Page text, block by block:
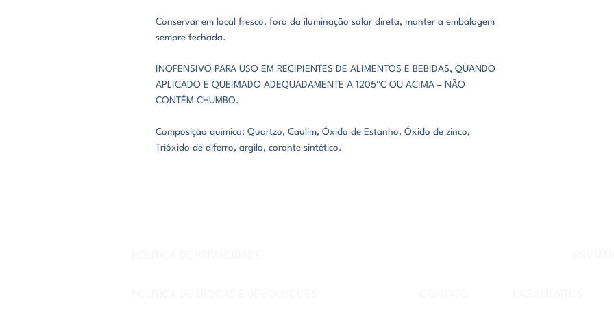
Conservar em local fresco, fora da iluminação solar direta, manter a embalagem
sempre fechada.
INOFENSIVO PARA USO EM RECIPIENTES DE ALIMENTOS E BEBIDAS, QUANDO
APLICADO E QUEIMADO ADEQUADAMENTE A 1205ºC OU ACIMA – NÃO
CONTÉM CHUMBO.
Composição química: Quartzo, Caulim, Óxido de Estanho, Óxido de zinco,
Trióxido de diferro, argila, corante sintético.